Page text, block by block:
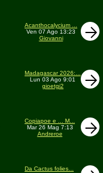
Acanthocalycium ...
Ven 07 Ago 13:23
Giovanni
Madagascar 2026:...
Lun 03 Ago 9:01
gioetgi2
Copiapoe e ... M...
Mar 26 Mag 7:13
Andreroe
Da Cactus folies...